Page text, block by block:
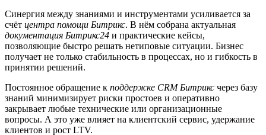
Синергия между знаниями и инструментами усиливается за
счёт центра помощи Битрикс. В нём собрана актуальная
документация Битрикс24 и практические кейсы,
позволяющие быстро решать нетиповые ситуации. Бизнес
получает не только стабильность в процессах, но и гибкость в
принятии решений.
Постоянное обращение к поддержке CRM Битрикс через базу
знаний минимизирует риски простоев и оперативно
закрывает любые технические или организационные
вопросы. А это уже влияет на клиентский сервис, удержание
клиентов и рост LTV.